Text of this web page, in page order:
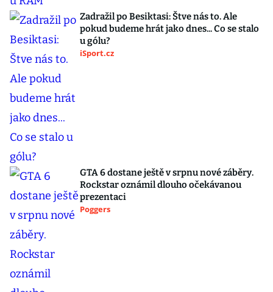
Zadražil po Besiktasi: Štve nás to. Ale
pokud budeme hrát jako dnes... Co se stalo
u gólu?
iSport.cz
GTA 6 dostane ještě v srpnu nové záběry.
Rockstar oznámil dlouho očekávanou
prezentaci
Poggers